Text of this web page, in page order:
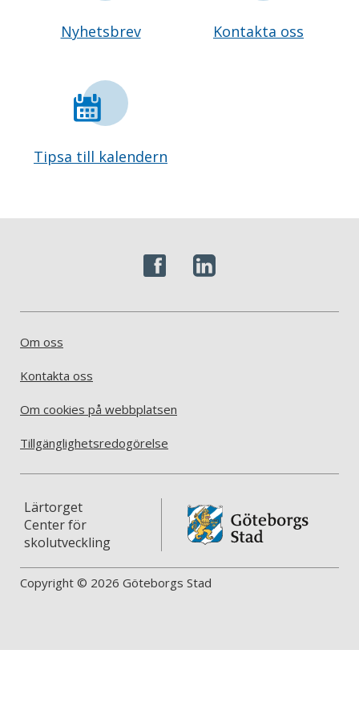
Nyhetsbrev Kontakta oss
Tipsa till kalendern
Om oss
Kontakta oss
Om cookies på webbplatsen
Tillgänglighetsredogörelse
Lärtorget
Center för
skolutveckling
Copyright © 2026 Göteborgs Stad